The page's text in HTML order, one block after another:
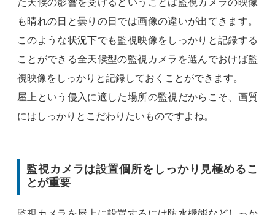
た天候の影響を受けるということは監視カメラの映像
も晴れの日と曇りの日では画像の違いが出てきます。
このような状況下でも監視映像をしっかりと記録する
ことができる全天候型の監視カメラを選んでおけば監
視映像をしっかりと記録しておくことができます。
屋上という侵入に適した場所の監視だからこそ、画質
にはしっかりとこだわりたいものですよね。
監視カメラは設置個所をしっかり見極めるこ
とが重要